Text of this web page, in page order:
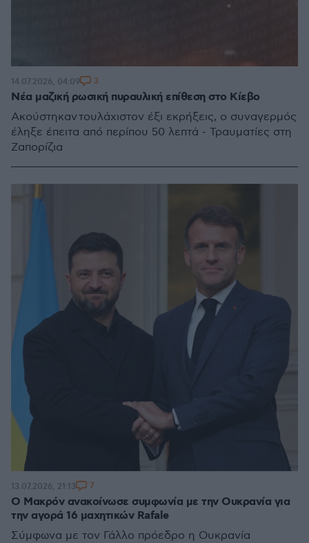
Νέα μαζική ρωσική πυραυλική επίθεση στο Κίεβο
Ακούστηκαν τουλάχιστον έξι εκρήξεις, ο συναγερμός
έληξε έπειτα από περίπου 50 λεπτά - Τραυματίες στη
Ζαπορίζια
14.07.2026, 04:09 3
Ο Μακρόν ανακοίνωσε συμφωνία με την Ουκρανία για
την αγορά 16 μαχητικών Rafale
Σύμφωνα με τον Γάλλο πρόεδρο η Ουκρανία
13.07.2026, 21:13 7